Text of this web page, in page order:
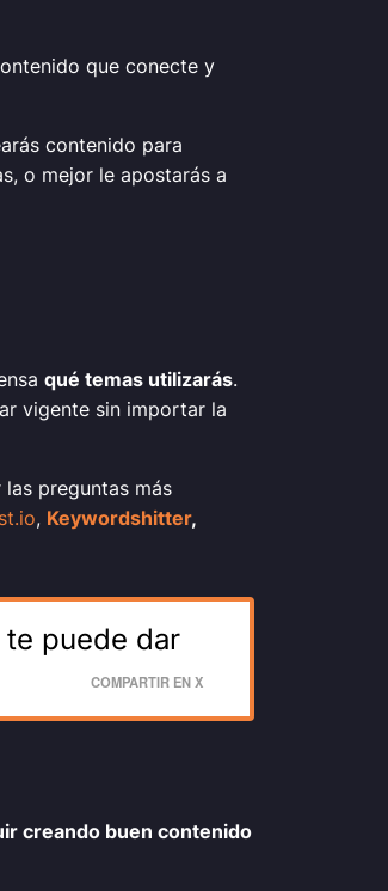
que conecte y
contenido para
o mejor le apostarás a
qué temas utilizarás.
vigente sin importar la
preguntas más
, Keywordshitter,
puede dar
COMPARTIR EN X
creando buen contenido